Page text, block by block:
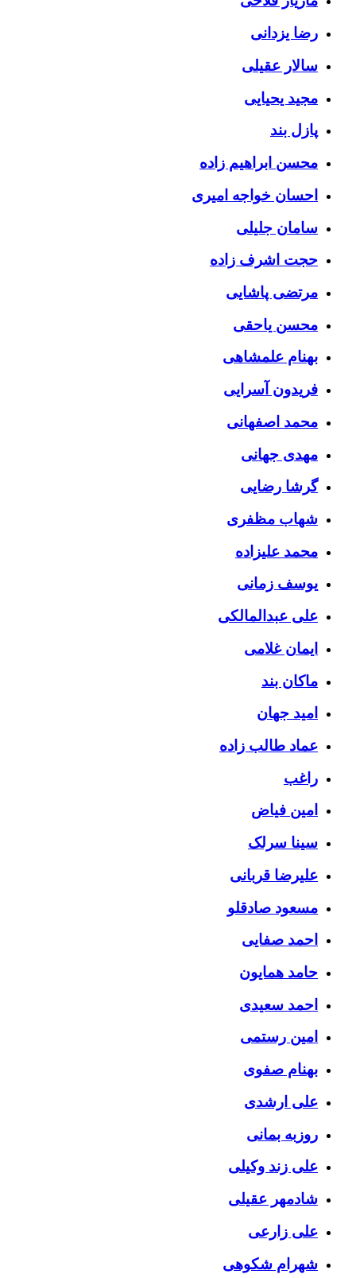
رضا یزدانی
سالار عقیلی
مجید یحیایی
پازل بند
محسن ابراهیم زاده
احسان خواجه امیری
سامان جلیلی
حجت اشرف زاده
مرتضی پاشایی
محسن یاحقی
بهنام علمشاهی
فریدون آسرایی
محمد اصفهانی
مهدی جهانی
گرشا رضایی
شهاب مظفری
محمد علیزاده
یوسف زمانی
علی عبدالمالکی
ایمان غلامی
ماکان بند
امید جهان
عماد طالب زاده
راغب
امین فیاض
سینا سرلک
علیرضا قربانی
مسعود صادقلو
احمد صفایی
حامد همایون
احمد سعیدی
امین رستمی
بهنام صفوی
علی ارشدی
روزبه بمانی
علی زند وکیلی
شادمهر عقیلی
علی زارعی
شهرام شکوهی